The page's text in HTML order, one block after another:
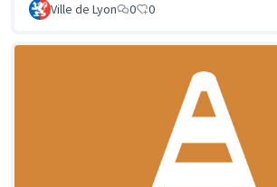
Ville de Lyon
0 0